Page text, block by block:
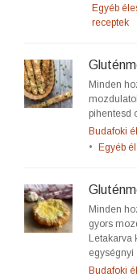
Egyéb
receptek
Minden
pihentesd
Budafoki
•
Egyéb
Minden
gyors
Letakarva
Budafoki